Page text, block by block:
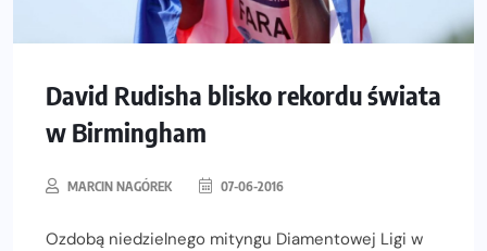
David Rudisha blisko rekordu świata
w Birmingham
MARCIN NAGÓREK 07-06-2016
Ozdobą niedzielnego mityngu Diamentowej Ligi w